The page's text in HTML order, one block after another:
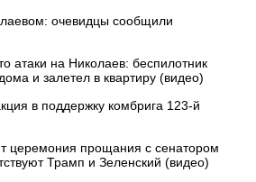
очевидцы сообщили
атаки на Николаев: беспилотник
и залетел в квартиру (видео)
в поддержку комбрига 123-й
церемония прощания с сенатором
Трамп и Зеленский (видео)